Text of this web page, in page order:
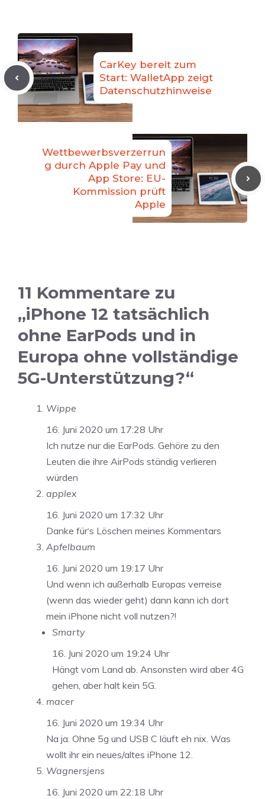
CarKey bereit zum
Start: WalletApp zeigt
Datenschutzhinweise
Wettbewerbsverzerrun
g durch Apple Pay und
App Store: EU-
Kommission prüft
Apple
11 Kommentare zu
„iPhone 12 tatsächlich
ohne EarPods und in
Europa ohne vollständige
5G-Unterstützung?“
Wippe
16. Juni 2020 um 17:28 Uhr
Ich nutze nur die EarPods. Gehöre zu den
Leuten die ihre AirPods ständig verlieren
würden
applex
16. Juni 2020 um 17:32 Uhr
Danke für‘s Löschen meines Kommentars
Apfelbaum
16. Juni 2020 um 19:17 Uhr
Und wenn ich außerhalb Europas verreise
(wenn das wieder geht) dann kann ich dort
mein iPhone nicht voll nutzen?!
Smarty
16. Juni 2020 um 19:24 Uhr
Hängt vom Land ab. Ansonsten wird aber 4G
gehen, aber halt kein 5G.
macer
16. Juni 2020 um 19:34 Uhr
Na ja. Ohne 5g und USB C läuft eh nix. Was
wollt ihr ein neues/altes iPhone 12.
Wagnersjens
16. Juni 2020 um 22:18 Uhr